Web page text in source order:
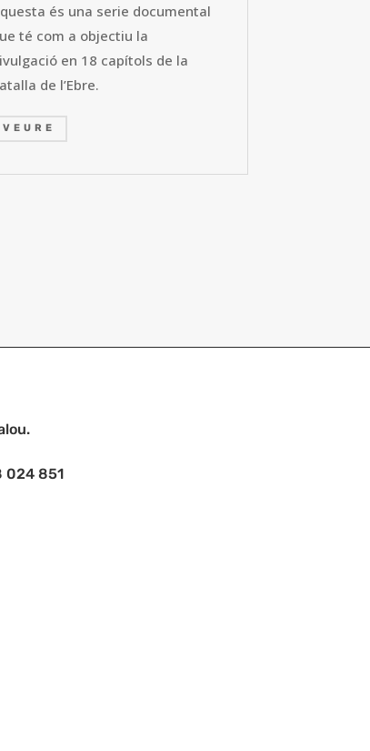
és una serie documental
té com a objectiu la
en 18 capítols de la
de l’Ebre.
VEURE
024 851